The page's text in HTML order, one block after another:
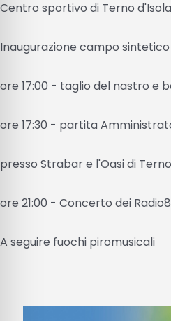
Centro sportivo di Terno
Inaugurazione campo
ore 17:00 - taglio del nastro e
ore 17:30 - partita
presso Strabar e l'Oasi di
ore 21:00 - Concerto dei
A seguire fuochi piromusicali